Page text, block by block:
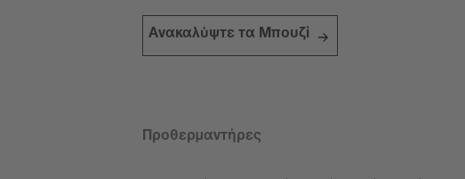
Ανακαλύψτε τα Μπουζί
Προθερμαντήρες